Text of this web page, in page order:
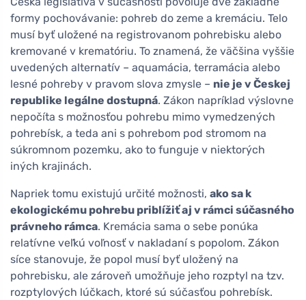
formy pochovávanie: pohreb do zeme a kremáciu. Telo
musí byť uložené na registrovanom pohrebisku alebo
kremované v krematóriu. To znamená, že väčšina vyššie
uvedených alternatív – aquamácia, terramácia alebo
lesné pohreby v pravom slova zmysle – nie je v Českej
republike legálne dostupná. Zákon napríklad výslovne
nepočíta s možnosťou pohrebu mimo vymedzených
pohrebísk, a teda ani s pohrebom pod stromom na
súkromnom pozemku, ako to funguje v niektorých
iných krajinách.
Napriek tomu existujú určité možnosti, ako sa k
ekologickému pohrebu priblížiť aj v rámci súčasného
právneho rámca. Kremácia sama o sebe ponúka
relatívne veľkú voľnosť v nakladaní s popolom. Zákon
síce stanovuje, že popol musí byť uložený na
pohrebisku, ale zároveň umožňuje jeho rozptyl na tzv.
rozptylových lúčkach, ktoré sú súčasťou pohrebísk.